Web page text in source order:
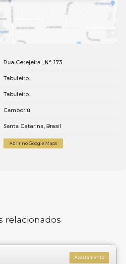
Rua Cerejeira , N°: 173
Tabuleiro
Tabuleiro
Camboriú
Santa Catarina, Brasil
Abrir no Google Maps
relacionados
Apartamento